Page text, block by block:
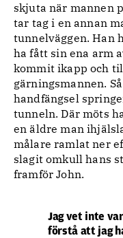
skjuta när mannen
tar tag i en annan
tunnelväggen. Han
ha fått sin ena arm
kommit ikapp och
gärningsmannen.
handfängsel
tunneln. Där möts
en äldre man
målare ramlat ner
slagit omkull hans
framför John.
Jag vet inte
förstå att jag